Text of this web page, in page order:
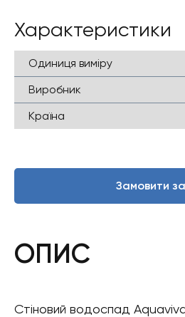
Характеристики
Одиниця виміру
Виробник
Країна
Замовити
ОПИС
Стіновий водоспад